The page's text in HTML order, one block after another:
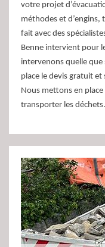
votre projet
méthodes et d’engins,
fait avec des
Benne intervient pour
intervenons quelle
place le devis gratuit
Nous mettons en
transporter les déchets.